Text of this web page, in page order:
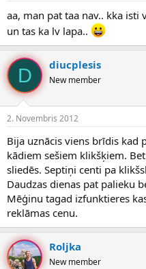
aa, man pat taa nav.. kka isti
un tas ka lv lapa..
D diucplesis
New member
2. Novembris 2012
Bija uznācis viens brīdis kad
kādiem sešiem klikšķiem.
sliedēs. Septiņi centi pa
Daudzas dienas pat palieku
Mēģinu tagad izfunktieres
reklāmas cenu.
Roljka
New member